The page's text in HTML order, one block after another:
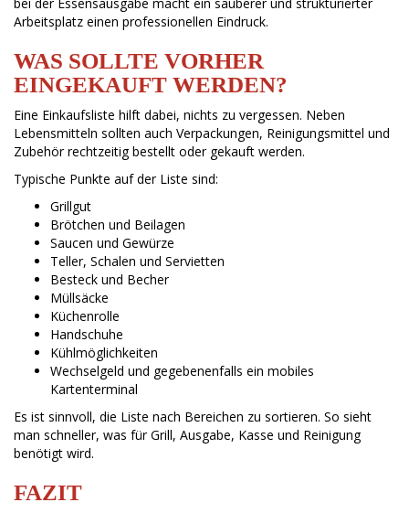
Arbeitsplatz einen professionellen Eindruck.
WAS SOLLTE VORHER
EINGEKAUFT WERDEN?
Eine Einkaufsliste hilft dabei, nichts zu vergessen. Neben
Lebensmitteln sollten auch Verpackungen, Reinigungsmittel und
Zubehör rechtzeitig bestellt oder gekauft werden.
Typische Punkte auf der Liste sind:
Grillgut
Brötchen und Beilagen
Saucen und Gewürze
Teller, Schalen und Servietten
Besteck und Becher
Müllsäcke
Küchenrolle
Handschuhe
Kühlmöglichkeiten
Wechselgeld und gegebenenfalls ein mobiles
Kartenterminal
Es ist sinnvoll, die Liste nach Bereichen zu sortieren. So sieht
man schneller, was für Grill, Ausgabe, Kasse und Reinigung
benötigt wird.
FAZIT